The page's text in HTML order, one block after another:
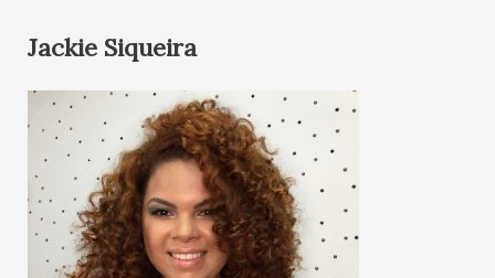
Jackie Siqueira